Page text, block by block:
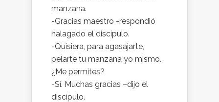
manzana.
-Gracias maestro -respondió
halagado el discípulo.
-Quisiera, para agasajarte,
pelarte tu manzana yo mismo.
¿Me permites?
-Sí. Muchas gracias –dijo el
discípulo.